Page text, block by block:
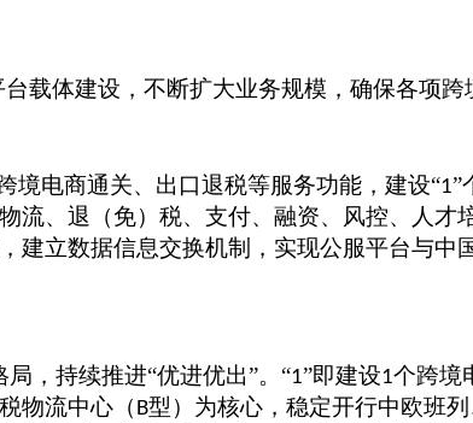
台载体建设，不断扩大业务规模，确保各项跨
境电商通关、出口退税等服务功能，建设“1”
流、退（免）税、支付、融资、风控、人才
立数据信息交换机制，实现公服平台与中
局，持续推进“优进优出”。“1”即建设1个跨境
物流中心（ B型）为核心，稳定开行中欧班